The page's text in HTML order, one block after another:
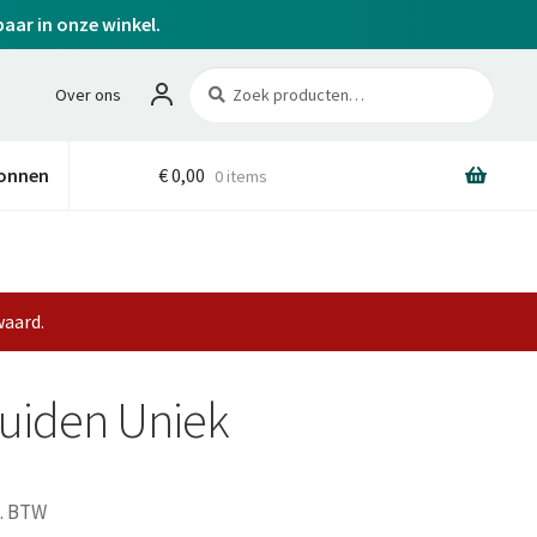
in onze winkel.
Over ons
Zoeken
naar:
Zoeken
€0,00 0 items
Uniek
BTW